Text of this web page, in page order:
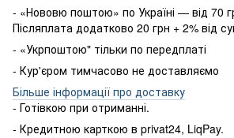
- «Нововю поштою» по Україні — від 70
Післяплата додатково 20 грн + 2% від
- «Укрпоштою" тільки по передплаті
- Кур'єром тимчасово не доставляємо
Більше інформації про доставку
- Готівкою при отриманні.
- Кредитною карткою в privat24, LiqPay.